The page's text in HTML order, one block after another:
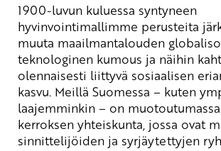
1900-luvun kuluessa syntyneen
hyvinvointimallimme perusteita
muuta maailmantalouden
teknologinen kumous ja näihin
olennaisesti liittyvä sosiaalisen
kasvu. Meillä Suomessa – kuten
laajemminkin – on
kerroksen yhteiskunta, jossa ovat
sinnittelijöiden ja syrjäytettyjen